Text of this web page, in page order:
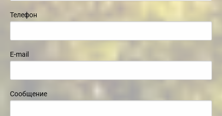
Телефон
E-mail
Сообщение